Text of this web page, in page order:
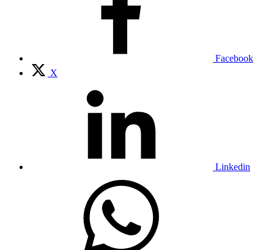
Facebook
X
Linkedin